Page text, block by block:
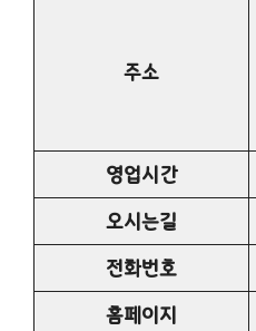
주소
영업시간
오시는길
전화번호
홈페이지